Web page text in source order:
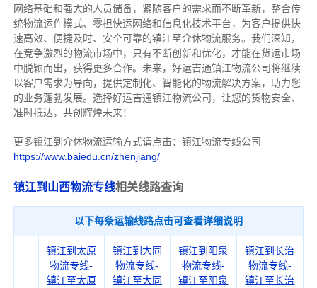
网络基础和强大的人员储备，紧随客户的需求而不断革新，整合传
统物流运作模式、零担快运网络和信息化技术平台，为客户提供快
速高效、便捷及时、安全可靠的镇江至介休物流服务。 我们深知，
在竞争激烈的物流市场中，只有不断创新和优化，才能在货运市场
中脱颖而出，获得更多合作。 未来，好运吉通镇江物流公司将继续
以客户需求为导向，提供定制化、智能化的物流解决方案，助力您
的业务蓬勃发展。选择好运吉通镇江物流公司，让您的货物安全、
准时抵达，共创辉煌未来！
更多镇江到介休物流运输方式请点击：镇江物流专线公司
https://www.baiedu.cn/zhenjiang/
镇江到山西物流专线相关线路查询
以下每条运输线路点击可查看详细说明
镇江到太原
物流专线-
镇江至太原
镇江到大同
物流专线-
镇江至大同
镇江到阳泉
物流专线-
镇江至阳泉
镇江到长治
物流专线-
镇江至长治